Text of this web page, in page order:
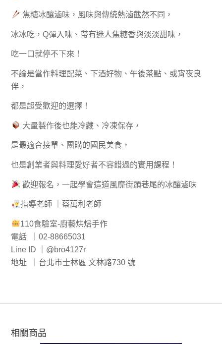
焦糖冰釀滷味，風味與傳統熱滷截然不同，
冰冰吃，Q彈入味、帶有迷人焦糖香與淡淡甜味，
吃一口就停不下來！
不論是當作料理配菜、下酒好物、午後茶點、或宵夜良
伴，
都是超受歡迎的選擇！
大量製作後也能冷藏、冷凍保存，
是最適合接單、團購的國民美食，
也是創業者與料理愛好者不容錯過的實用課程！
歡迎報名，一起學會這道風靡街頭巷尾的冰釀滷味
指導老師 ｜蔡萬利老師
110食驗室-廚藝烘焙手作
電話 ｜02-88665031
Line ID ｜@bro4127r
地址 ｜台北市士林區 文林路730 號
相關商品